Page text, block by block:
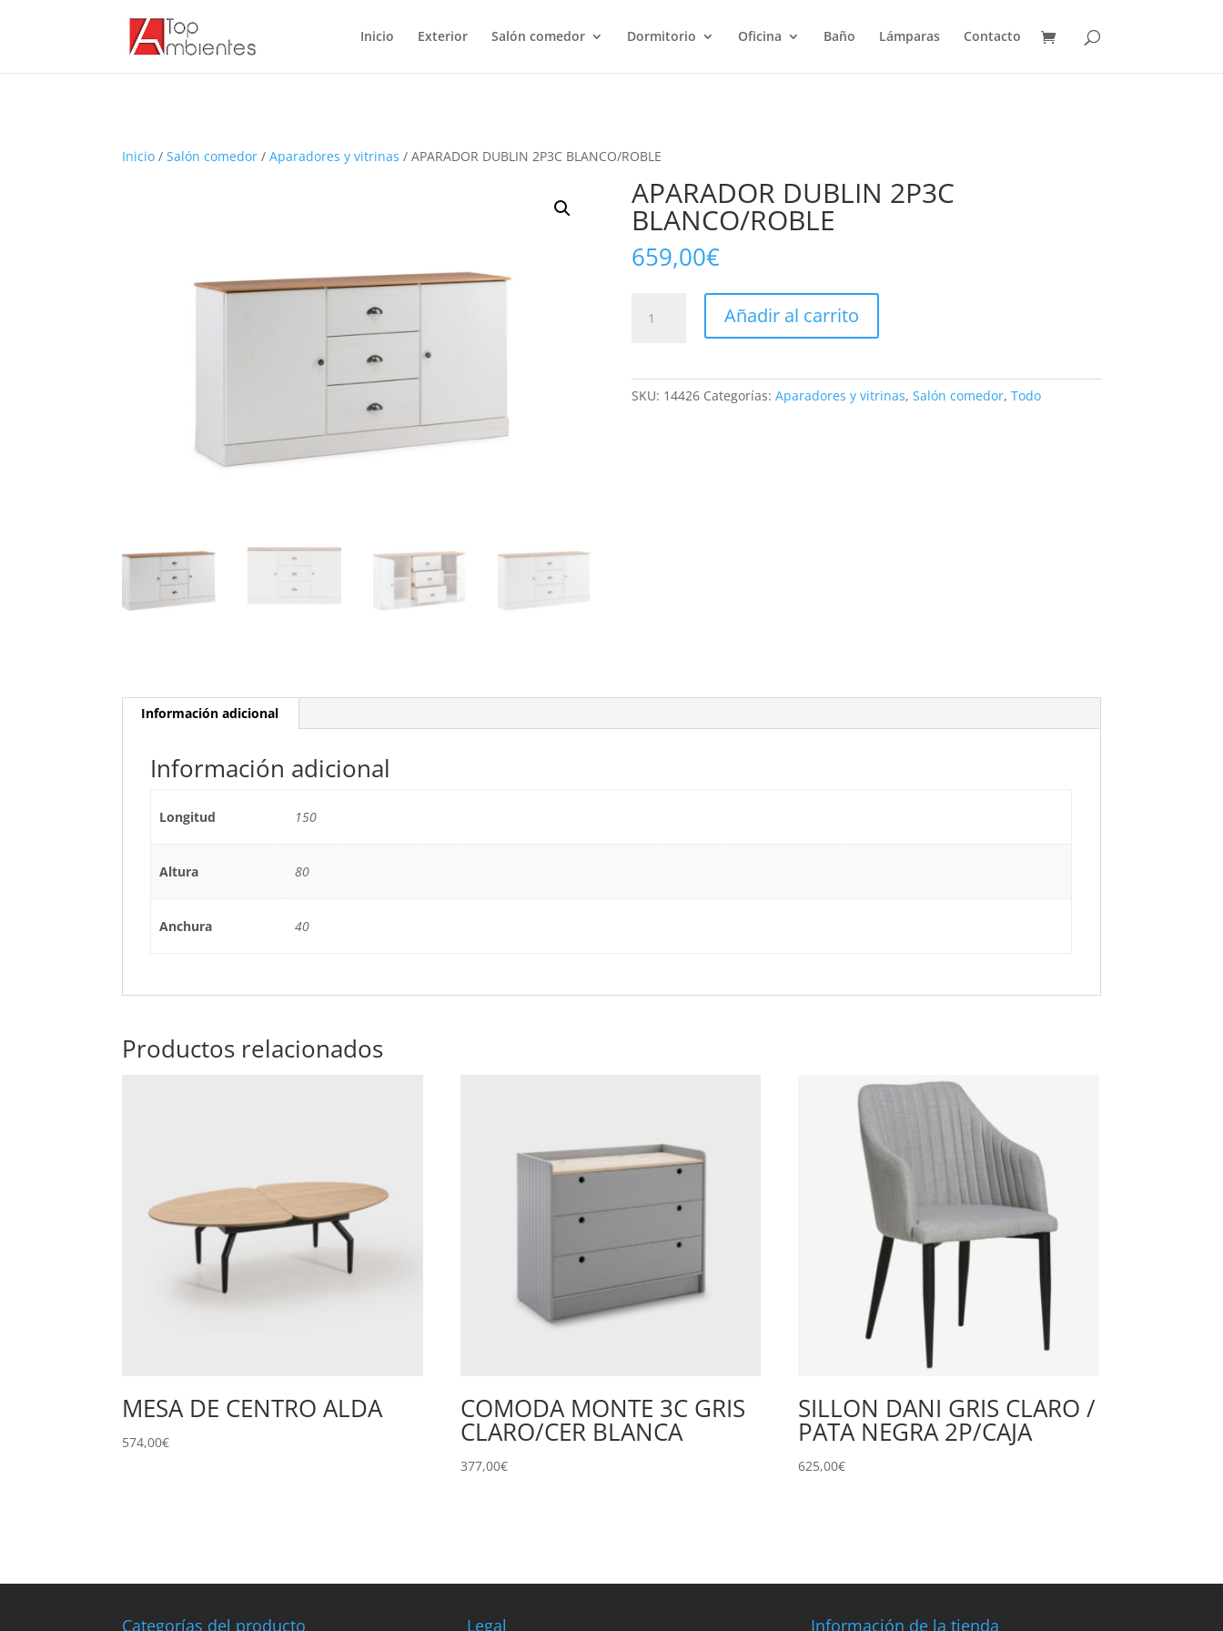
Inicio Exterior Salón comedor Dormitorio Oficina Baño Lámparas Contacto
Inicio /Salón comedor /Aparadores y vitrinas / APARADOR DUBLIN 2P3C BLANCO/ROBLE
APARADOR DUBLIN 2P3C
BLANCO/ROBLE
659,00€
DUBLIN
Añadir al carrito
SKU: 14426 Categorías: Aparadores y vitrinas, Salón comedor, Todo
Información adicional
Información adicional
Longitud 150
Altura 80
Anchura 40
Productos relacionados
MESA DE CENTRO ALDA
574,00€
COMODA MONTE 3C GRIS
CLARO/CER BLANCA
377,00€
SILLON DANI GRIS CLARO /
PATA NEGRA 2P/CAJA
625,00€
Categorías del producto Legal Información de la tienda